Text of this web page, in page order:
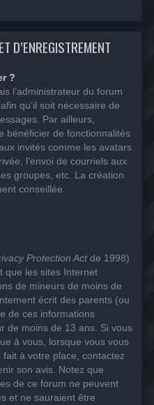
D’ENREGISTREMENT
?
l’administrateur du forum
qu’il soit nécessaire de
Par ailleurs,
bénéficier de fonctionnalités
invités comme les avatars
l’envoi de courriels aux
groupes, etc. La création
conseillée.
Protection Actde 1998)
que les sites Internet
de mineurs de moins de
écrit des parents (ou
de ces informations
de moins de 13 ans. Si vous
à vous, lorsque vous vous
fait à votre place, contactez
son avis. Notez que
de ce forum ne peuvent
et ne sauraient être